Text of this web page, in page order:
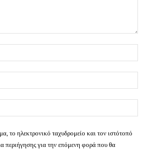
το ηλεκτρονικό ταχυδρομείο και τον ιστότοπό
περιήγησης για την επόμενη φορά που θα